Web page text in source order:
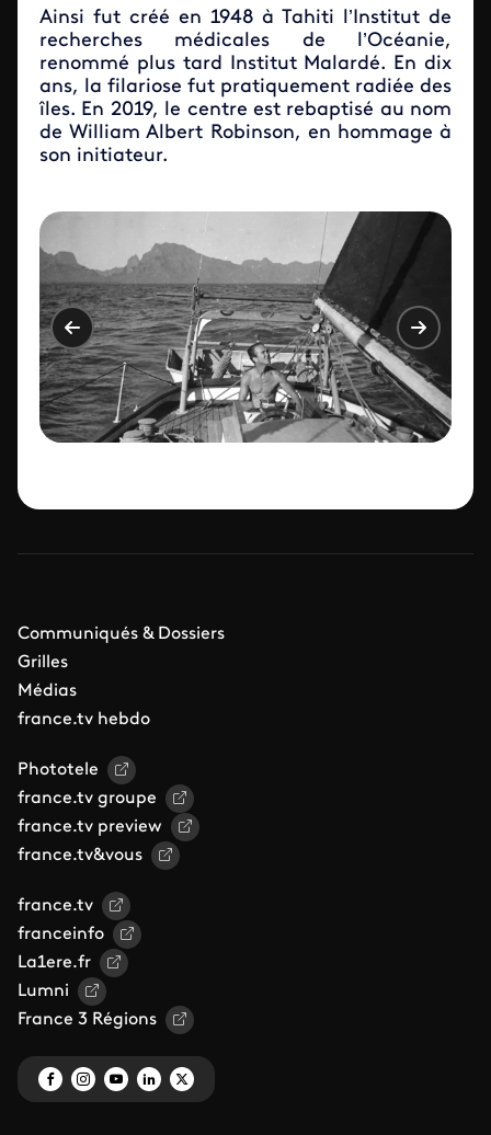
Ainsi fut créé en 1948 à Tahiti l’Institut de
recherches médicales de l’Océanie,
renommé plus tard Institut Malardé. En dix
ans, la filariose fut pratiquement radiée des
îles. En 2019, le centre est rebaptisé au nom
de William Albert Robinson, en hommage à
son initiateur.
Communiqués & Dossiers
Grilles
Médias
france.tv hebdo
Phototele
france.tv groupe
france.tv preview
france.tv&vous
france.tv
franceinfo
La1ere.fr
Lumni
France 3 Régions